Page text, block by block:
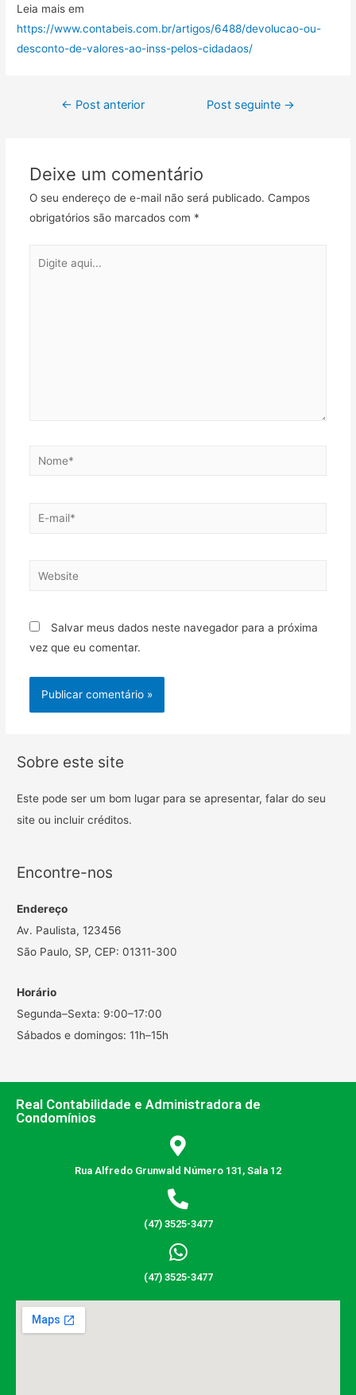
Leia mais em
https://www.contabeis.com.br/artigos/6488/devolucao-ou-
desconto-de-valores-ao-inss-pelos-cidadaos/
← Post anterior Post seguinte →
Deixe um comentário
O seu endereço de e-mail não será publicado. Campos
obrigatórios são marcados com *
Salvar meus dados neste navegador para a próxima
vez que eu comentar.
Sobre este site
Este pode ser um bom lugar para se apresentar, falar do seu
site ou incluir créditos.
Encontre-nos
Endereço
Av. Paulista, 123456
São Paulo, SP, CEP: 01311-300
Horário
Segunda–Sexta: 9:00–17:00
Sábados e domingos: 11h–15h
Real Contabilidade e Administradora de
Condomínios
Rua Alfredo Grunwald Número 131, Sala 12
(47) 3525-3477
(47) 3525-3477